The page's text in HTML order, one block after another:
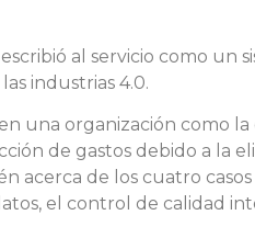
al servicio como un
industrias 4.0.
una organización como
de gastos debido a la
de los cuatro
el control de calidad